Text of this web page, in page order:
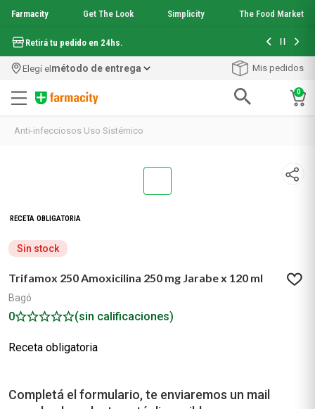
Farmacity Get The Look Simplicity The Food Market
Retirá tu pedido en 24hs. Hasta 6
Elegí elmétodo de entrega Mis pedidos
0
Anti-infecciosos Uso Sistémico
RECETA OBLIGATORIA
Sin stock
Trifamox 250 Amoxicilina 250 mg Jarabe x 120 ml
Bagó
0 (sin calificaciones)
Receta obligatoria
6.loreal paris
7.get the look
8.protector solar
9.serum elvive
10
nyx